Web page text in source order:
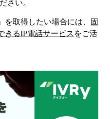
さい。
」を取得したい場合には、
固
きるIP電話サービス をご活